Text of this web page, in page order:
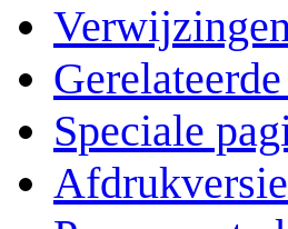
Speciale
Afdrukversie